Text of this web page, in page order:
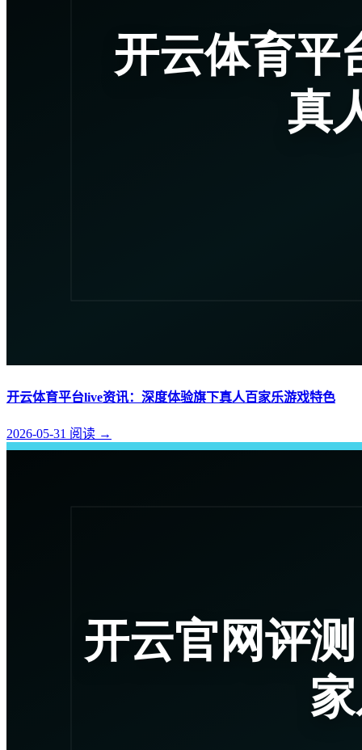
开云体育平台live资讯：深度体验旗下真人百家乐游戏特色
2026-05-31 阅读 →